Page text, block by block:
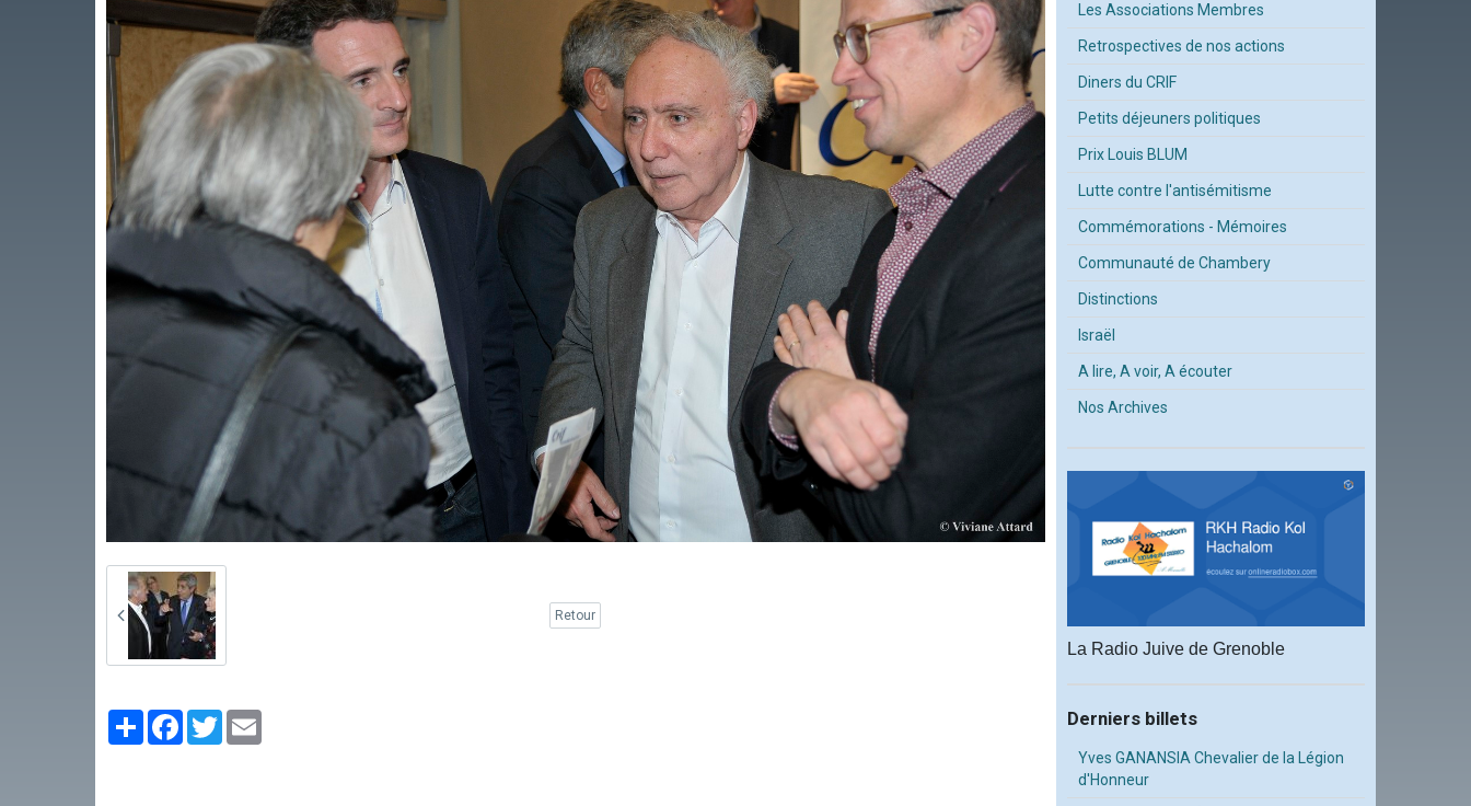
Retour
PartagerFacebook
Twitter
Les Associations Membres
Retrospectives de nos actions
Diners du CRIF
Petits déjeuners politiques
Prix Louis BLUM
Lutte contre l'antisémitisme
Commémorations - Mémoires
Communauté de Chambery
Distinctions
Israël
A lire, A voir, A écouter
Nos Archives
La Radio Juive de Grenoble
Derniers billets
Yves GANANSIA Chevalier de la Légion
d'Honneur